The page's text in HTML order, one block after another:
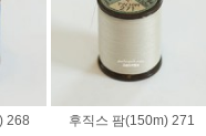
268 후직스 팜(150m) 271